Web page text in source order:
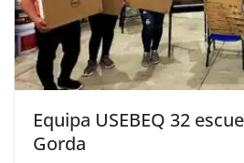
Equipa USEBEQ 32
Gorda